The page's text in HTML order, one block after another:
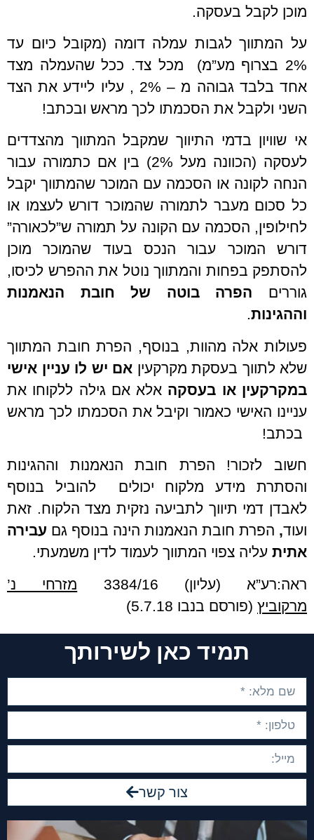
מוכן לקבל בעסקה.
על המתווך לגבות עמלה דומה (מקובל כיום עד
2% בצרוף מע”מ) מכל צד. ככל שהעמלה מצד
אחד בלבד גבוהה מ – 2% , עליו ליידע את הצד
השני ולקבל את הסכמתו לכך מראש ובכתב!
אי שוויון בדמי התיווך שמקבל המתווך מהצדדים
לעסקה (הכוונה מעל 2%) בין אם כתמורה עבור
הנחה לקונה או הסכמה עם המוכר שהמתווך יקבל
כל סכום מעבר לתמורה שהמוכר דורש לעצמו או
לחילופין, הסכמה עם הקונה על תמורה ש”לכאורה”
דורש המוכר עבור הנכס בעוד שהמוכר מוכן
להסתפק בפחות והמתווך נוטל את ההפרש לכיסו,
גוררים הפרה בוטה של חובת הנאמנות
וההגינות.
פעולות אלה מהוות, בנוסף, הפרת חובת המתווך
שלא לתווך בעסקת מקרקעין אם יש לו עניין אישי
במקרקעין או בעסקה אלא אם גילה ללקוחו את
עניינו האישי כאמור וקיבל את הסכמתו לכך מראש
בכתב!
חשוב לזכור! הפרת חובת הנאמנות וההגינות
והסתרת מידע מלקוח יכולים להוביל בנוסף
לאבדן דמי תיווך לתביעה נזקית מצד הלקוח. זאת
ועוד, הפרת חובת הנאמנות הינה בנוסף גם עבירה
אתית עליה צפוי המתווך לעמוד לדין משמעתי.
ראה:רע”א (עליון) 3384/16
מזרחי נ’
מרקוביץ (פורסם בנבו 5.7.18)
תמיד כאן לשירותך
צור קשר